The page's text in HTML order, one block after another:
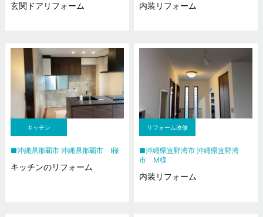
玄関ドアリフォーム 内装リフォーム
キッチン
沖縄県那覇市 沖縄県那覇市 I様
キッチンのリフォーム
リフォーム改修
沖縄県宜野湾市 沖縄県宜野湾
市 M様
内装リフォーム